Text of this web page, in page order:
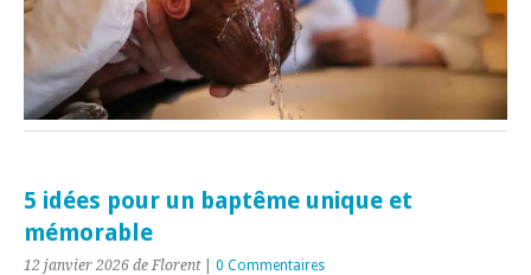
5 idées pour un baptême unique et
mémorable
12 janvier 2026 de Florent| 0 Commentaires